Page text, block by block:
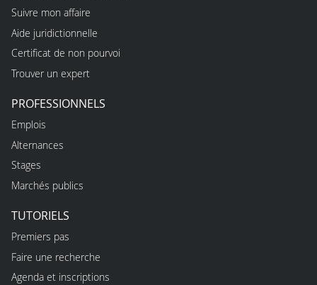
Suivre mon affaire
Aide juridictionnelle
Certificat de non pourvoi
Trouver un expert
PROFESSIONNELS
Emplois
Alternances
Stages
Marchés publics
TUTORIELS
Premiers pas
Faire une recherche
Agenda et inscriptions